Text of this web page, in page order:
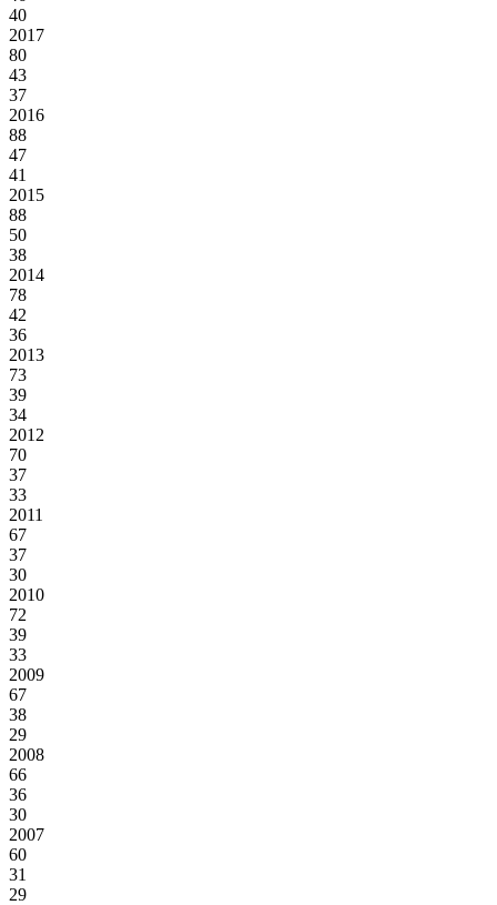
40
2017
80
43
37
2016
88
47
41
2015
88
50
38
2014
78
42
36
2013
73
39
34
2012
70
37
33
2011
67
37
30
2010
72
39
33
2009
67
38
29
2008
66
36
30
2007
60
31
29